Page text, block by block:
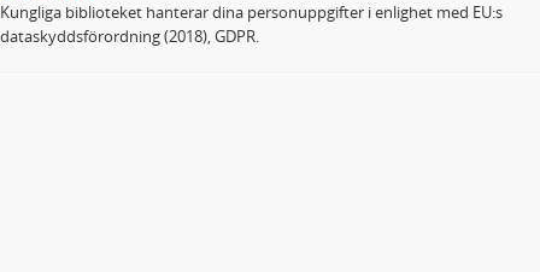
Kungliga biblioteket hanterar dina personuppgifter i enlighet med EU:s
dataskyddsförordning (2018), GDPR.